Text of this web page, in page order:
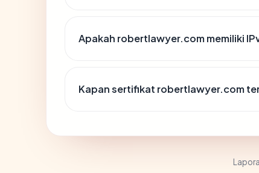
Apakah robertlawyer.com memiliki
Kapan sertifikat robertlawyer.com